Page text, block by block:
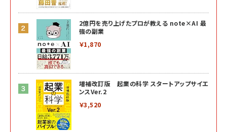
2億円を売り上げたプロが教える note×AI 最
強の副業
￥1,870
増補改訂版 起業の科学 スタートアップサイエ
ンスVer.2
￥3,520